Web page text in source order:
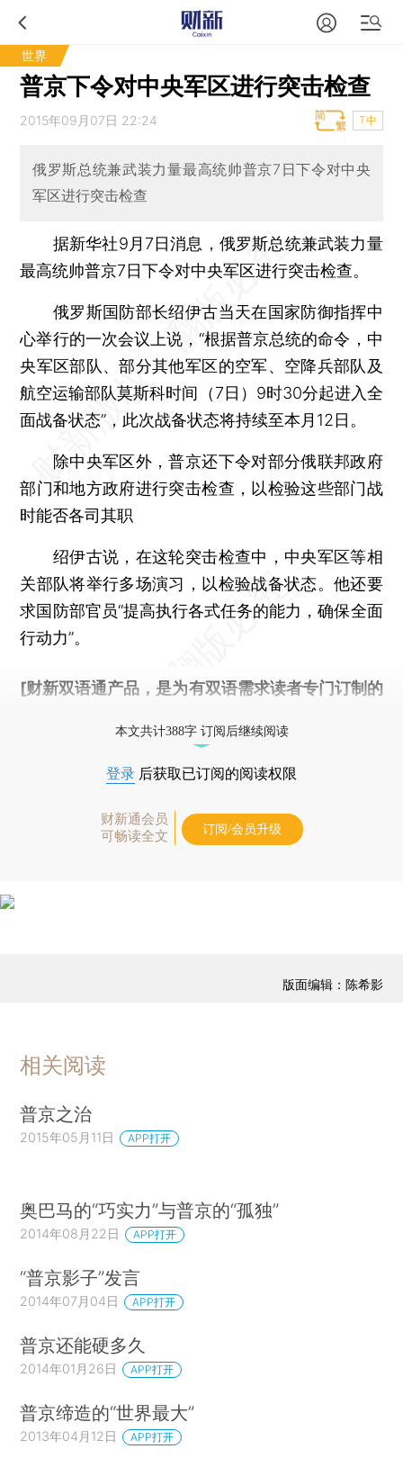
世界
普京下令对中央军区进行突击检查
2015年09月07日 22:24 T中
俄罗斯总统兼武装力量最高统帅普京7日下令对中央
军区进行突击检查
据新华社9月7日消息，俄罗斯总统兼武装力量
最高统帅普京7日下令对中央军区进行突击检查。
俄罗斯国防部长绍伊古当天在国家防御指挥中
心举行的一次会议上说，“根据普京总统的命令，中
央军区部队、部分其他军区的空军、空降兵部队及
航空运输部队莫斯科时间（7日）9时30分起进入全
面战备状态”，此次战备状态将持续至本月12日。
除中央军区外，普京还下令对部分俄联邦政府
部门和地方政府进行突击检查，以检验这些部门战
时能否各司其职
绍伊古说，在这轮突击检查中，中央军区等相
关部队将举行多场演习，以检验战备状态。他还要
求国防部官员“提高执行各式任务的能力，确保全面
行动力”。
[财新双语通产品，是为有双语需求读者专门订制的
本文共计388字 订阅后继续阅读
登录 后获取已订阅的阅读权限
财新通会员
可畅读全文
订阅/会员升级
版面编辑：陈希影
相关阅读
普京之治
2015年05月11日 APP打开
奥巴马的“巧实力”与普京的“孤独”
2014年08月22日 APP打开
“普京影子”发言
2014年07月04日 APP打开
普京还能硬多久
2014年01月26日 APP打开
普京缔造的“世界最大”
2013年04月12日 APP打开